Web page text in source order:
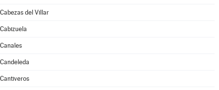
Cabezas del Villar
Cabizuela
Canales
Candeleda
Cantiveros